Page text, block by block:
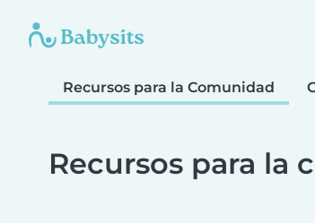
Recursos para la Comunidad
Recursos para la